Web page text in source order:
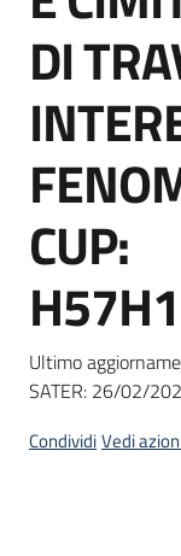
site
Seguici
su
DI
CUP:
Ultimo
SATER: 26/02/
CondividiVedi